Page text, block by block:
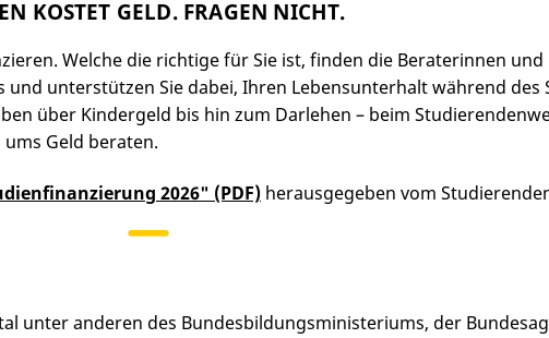
KOSTET GELD. FRAGEN NICHT.
Welche die richtige für Sie ist, finden die Beraterinnen
unterstützen Sie dabei, Ihren Lebensunterhalt während des
über Kindergeld bis hin zum Darlehen – beim
Geld beraten.
2026" (PDF) herausgegeben vom
unter anderen des Bundesbildungsministeriums, der